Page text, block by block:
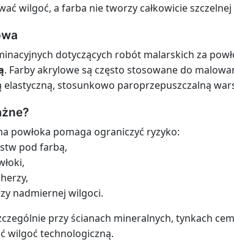
wilgoć, a farba nie tworzy całkowicie
dotyczących robót malarskich za
. Farby akrylowe są często stosowane do
stosunkowo paroprzepuszczalną
powłoka pomaga ograniczyć ryzyko:
pod farbą,
nadmiernej wilgoci.
przy ścianach mineralnych, tynkach
wilgoć technologiczną.